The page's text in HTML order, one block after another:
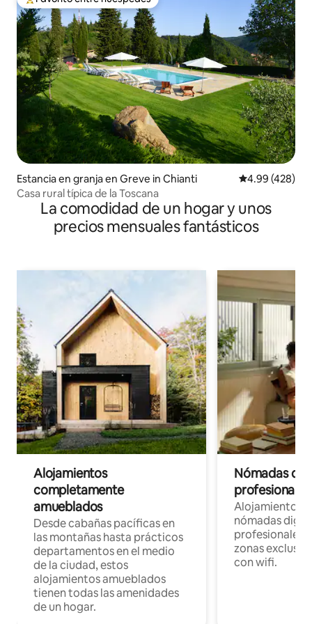
De los mejores en Favorito entre huéspedes
Estancia en granja en Greve in Chianti Calificación
4.99 (428)
Casa rural típica de la Toscana
La comodidad de un hogar y unos
precios mensuales fantásticos
Alojamientos
completamente
amueblados
Desde cabañas pacíficas en
las montañas hasta prácticos
departamentos en el medio
de la ciudad, estos
alojamientos amueblados
tienen todas las amenidades
de un hogar.
Nómadas
Alojamientos
nómadas
profesionales
zonas
con wifi.